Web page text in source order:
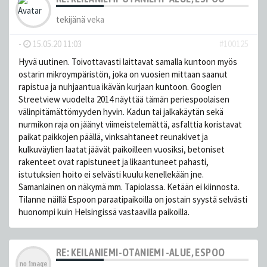
tekijänä veka
- 15.05.20 11:03
#100125
Hyvä uutinen. Toivottavasti laittavat samalla kuntoon myös
ostarin mikroympäristön, joka on vuosien mittaan saanut
rapistua ja nuhjaantua ikävän kurjaan kuntoon. Googlen
Streetview vuodelta 2014 näyttää tämän periespoolaisen
välinpitämättömyyden hyvin. Kadun tai jalkakäytän sekä
nurmikon raja on jäänyt viimeistelemättä, asfalttia koristavat
paikat paikkojen päällä, vinksahtaneet reunakivet ja
kulkuväylien laatat jäävät paikoilleen vuosiksi, betoniset
rakenteet ovat rapistuneet ja likaantuneet pahasti,
istutuksien hoito ei selvästi kuulu kenellekään jne.
Samanlainen on näkymä mm. Tapiolassa. Ketään ei kiinnosta.
Tilanne näillä Espoon paraatipaikoilla on jostain syystä selvästi
huonompi kuin Helsingissä vastaavilla paikoilla.
RE: KEILANIEMI-OTANIEMI -ALUE, ESPOO